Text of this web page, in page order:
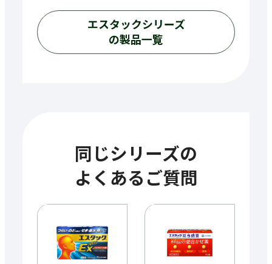
エスタックシリーズ
の製品一覧
同じシリーズの
よくあるご質問